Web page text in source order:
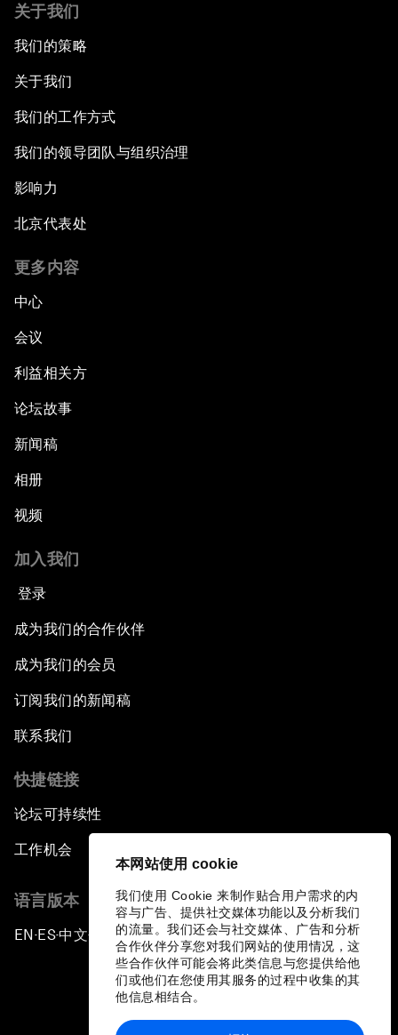
本网站使用 cookie
我们使用 Cookie 来制作贴合用户需求的内
容与广告、提供社交媒体功能以及分析我们
的流量。我们还会与社交媒体、广告和分析
合作伙伴分享您对我们网站的使用情况，这
些合作伙伴可能会将此类信息与您提供给他
们或他们在您使用其服务的过程中收集的其
他信息相结合。
关于我们
我们的策略
关于我们
我们的工作方式
我们的领导团队与组织治理
影响力
北京代表处
更多内容
中心
会议
利益相关方
论坛故事
新闻稿
相册
视频
加入我们
登录
成为我们的合作伙伴
成为我们的会员
订阅我们的新闻稿
联系我们
快捷链接
论坛可持续性
工作机会
语言版本
EN ▪ES▪中文▪ 日本語